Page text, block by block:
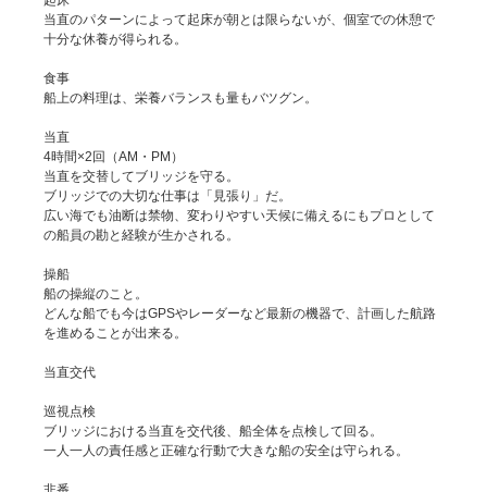
当直のパターンによって起床が朝とは限らないが、個室での休憩で
十分な休養が得られる。
食事
船上の料理は、栄養バランスも量もバツグン。
当直
4時間×2回（AM・PM）
当直を交替してブリッジを守る。
ブリッジでの大切な仕事は「見張り」だ。
広い海でも油断は禁物、変わりやすい天候に備えるにもプロとして
の船員の勘と経験が生かされる。
操船
船の操縦のこと。
どんな船でも今はGPSやレーダーなど最新の機器で、計画した航路
を進めることが出来る。
当直交代
巡視点検
ブリッジにおける当直を交代後、船全体を点検して回る。
一人一人の責任感と正確な行動で大きな船の安全は守られる。